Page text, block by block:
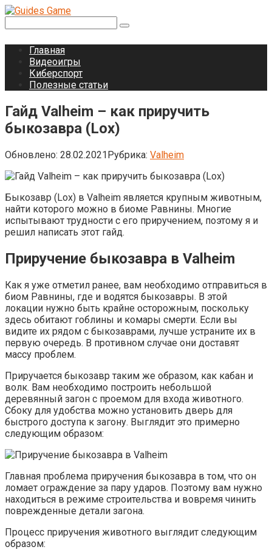
Перейти
контенту
Главная
Видеоигры
Киберспорт
Полезные статьи
Гайд Valheim – как приручить
быкозавра (Lox)
Обновлено: 28.02.2021Рубрика: Valheim
Быкозавр (Lox) в Valheim является крупным животным,
найти которого можно в биоме Равнины. Многие
испытывают трудности с его приручением, поэтому я и
решил написать этот гайд.
Приручение быкозавра в Valheim
Как я уже отметил ранее, вам необходимо отправиться в
биом Равнины, где и водятся быкозавры. В этой
локации нужно быть крайне осторожным, поскольку
здесь обитают гоблины и комары смерти. Если вы
видите их рядом с быкозаврами, лучше устраните их в
первую очередь. В противном случае они доставят
массу проблем.
Приручается быкозавр таким же образом, как кабан и
волк. Вам необходимо построить небольшой
деревянный загон с проемом для входа животного.
Сбоку для удобства можно установить дверь для
быстрого доступа к загону. Выглядит это примерно
следующим образом:
Главная проблема приручения быкозавра в том, что он
ломает ограждение за пару ударов. Поэтому вам нужно
находиться в режиме строительства и вовремя чинить
поврежденные детали загона.
Процесс приручения животного выглядит следующим
образом: